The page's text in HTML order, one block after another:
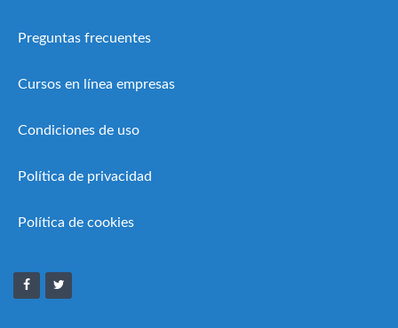
Preguntas frecuentes
Cursos en línea empresas
Condiciones de uso
Política de privacidad
Política de cookies